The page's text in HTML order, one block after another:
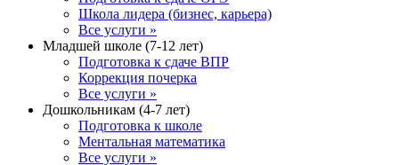
Школа лидера (бизнес, карьера)
Все услуги »
Младшей школе (7-12 лет)
Подготовка к сдаче ВПР
Коррекция почерка
Все услуги »
Дошкольникам (4-7 лет)
Подготовка к школе
Ментальная математика
Все услуги »